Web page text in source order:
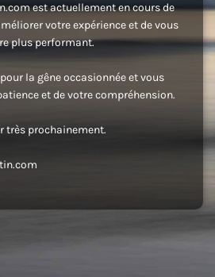
est actuellement en cours de
votre expérience et de vous
plus performant.
la gêne occasionnée et vous
et de votre compréhension.
très prochainement.